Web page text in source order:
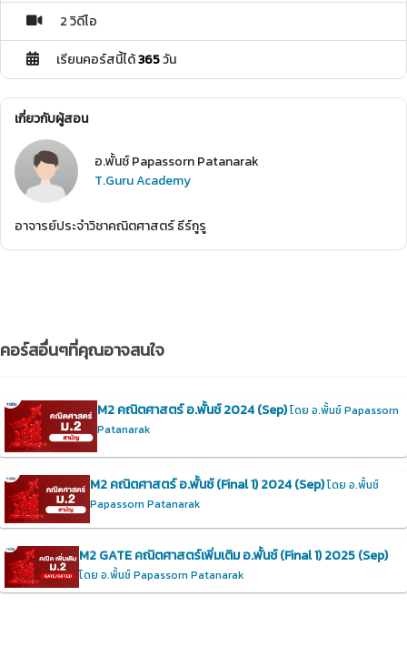
2 วิดีโอ
เรียนคอร์สนี้ได้365วัน
เกี่ยวกับผู้สอน
อ.พั้นช์ Papassorn Patanarak
T.Guru Academy
อาจารย์ประจำวิชาคณิตศาสตร์ ธีร์กูรู
คอร์สอื่นๆที่คุณอาจสนใจ
M2 คณิตศาสตร์ อ.พั้นช์ 2024 (Sep)โดย อ.พั้นช์ Papassorn
Patanarak
M2 คณิตศาสตร์ อ.พั้นช์ (Final 1) 2024 (Sep)โดย อ.พั้นช์
Papassorn Patanarak
M2 GATE คณิตศาสตร์เพิ่มเติม อ.พั้นช์ (Final 1) 2025 (Sep)
โดย อ.พั้นช์ Papassorn Patanarak